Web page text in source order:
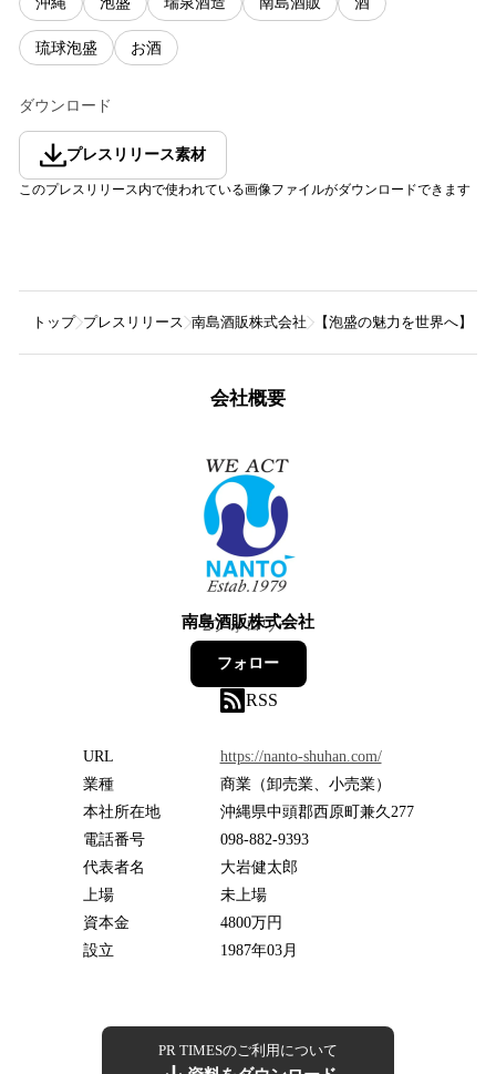
琉球泡盛 お酒
ダウンロード
プレスリリース素材
このプレスリリース内で使われている画像ファイルがダウンロードできます
トップ プレスリリース 南島酒販株式会社 【泡盛の魅力を世界へ】
会社概要
南島酒販株式会社
2フォロワー
フォロー
RSS
URL
https://nanto-shuhan.com/
業種
商業（卸売業、小売業）
本社所在地
沖縄県中頭郡西原町兼久277
電話番号
098-882-9393
代表者名
大岩健太郎
上場
未上場
資本金
4800万円
設立
1987年03月
PR TIMESのご利用について